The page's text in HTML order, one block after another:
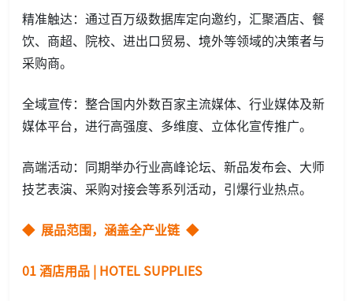
精准触达：通过百万级数据库定向邀约，汇聚酒店、餐
饮、商超、院校、进出口贸易、境外等领域的决策者与
采购商。
全域宣传：整合国内外数百家主流媒体、行业媒体及新
媒体平台，进行高强度、多维度、立体化宣传推广。
高端活动：同期举办行业高峰论坛、新品发布会、大师
技艺表演、采购对接会等系列活动，引爆行业热点。
◆ 展品范围，涵盖全产业链 ◆
01 酒店用品 | HOTEL SUPPLIES